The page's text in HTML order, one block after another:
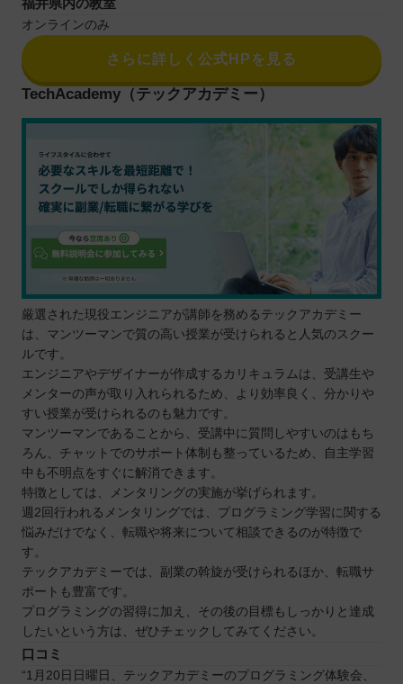
福井県内の教室
オンラインのみ
さらに詳しく公式HPを見る
TechAcademy（テックアカデミー）
厳選された現役エンジニアが講師を務めるテックアカデミー
は、マンツーマンで質の高い授業が受けられると人気のスクー
ルです。
エンジニアやデザイナーが作成するカリキュラムは、受講生や
メンターの声が取り入れられるため、より効率良く、分かりや
すい授業が受けられるのも魅力です。
マンツーマンであることから、受講中に質問しやすいのはもち
ろん、チャットでのサポート体制も整っているため、自主学習
中も不明点をすぐに解消できます。
特徴としては、メンタリングの実施が挙げられます。
週2回行われるメンタリングでは、プログラミング学習に関する
悩みだけでなく、転職や将来について相談できるのが特徴で
す。
テックアカデミーでは、副業の斡旋が受けられるほか、転職サ
ポートも豊富です。
プログラミングの習得に加え、その後の目標もしっかりと達成
したいという方は、ぜひチェックしてみてください。
口コミ
“1月20日日曜日、テックアカデミーのプログラミング体験会、